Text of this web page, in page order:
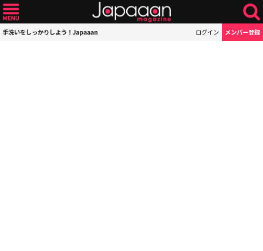
手洗いをしっかりしよう！Japaaan ログイン メンバー登録